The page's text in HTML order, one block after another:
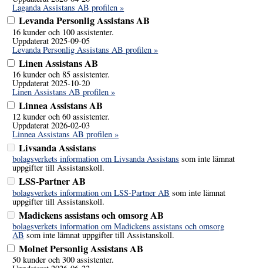
Laganda Assistans AB profilen »
Levanda Personlig Assistans AB
16 kunder och 100 assistenter.
Uppdaterat 2025-09-05
Levanda Personlig Assistans AB profilen »
Linen Assistans AB
16 kunder och 85 assistenter.
Uppdaterat 2025-10-20
Linen Assistans AB profilen »
Linnea Assistans AB
12 kunder och 60 assistenter.
Uppdaterat 2026-02-03
Linnea Assistans AB profilen »
Livsanda Assistans
bolagsverkets information om Livsanda Assistans som inte lämnat
uppgifter till Assistanskoll.
LSS-Partner AB
bolagsverkets information om LSS-Partner AB som inte lämnat
uppgifter till Assistanskoll.
Madickens assistans och omsorg AB
bolagsverkets information om Madickens assistans och omsorg
AB som inte lämnat uppgifter till Assistanskoll.
Molnet Personlig Assistans AB
50 kunder och 300 assistenter.